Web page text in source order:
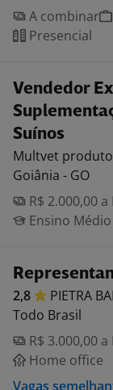
A combinar
Presencial
Vendedor
Suínos
Multvet
Goiânia - GO
R$ 2.000,00 a
Ensino Médio
2,8 PIETRA
Todo Brasil
R$ 3.000,00
Home office
Vagas